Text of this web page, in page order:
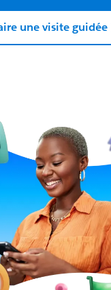
une visite guidée